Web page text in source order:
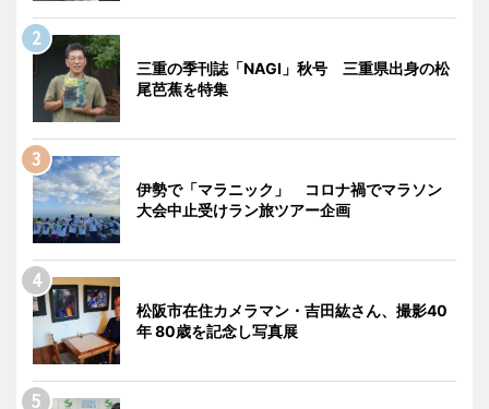
三重の季刊誌「NAGI」秋号 三重県出身の松
尾芭蕉を特集
伊勢で「マラニック」 コロナ禍でマラソン
大会中止受けラン旅ツアー企画
松阪市在住カメラマン・吉田紘さん、撮影40
年 80歳を記念し写真展